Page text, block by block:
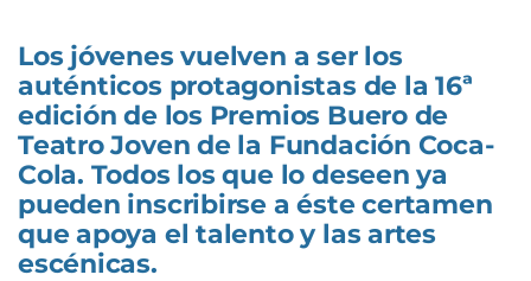
Los jóvenes vuelven a ser los
auténticos protagonistas de la 16ª
edición de los Premios Buero de
Teatro Joven de la Fundación Coca-
Cola. Todos los que lo deseen ya
pueden inscribirse a éste certamen
que apoya el talento y las artes
escénicas.